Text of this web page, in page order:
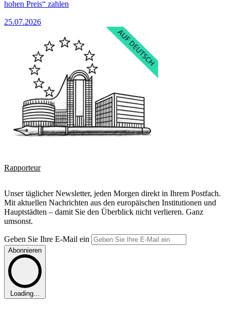
hohen Preis“ zahlen
25.07.2026
Rapporteur
Unser täglicher Newsletter, jeden Morgen direkt in Ihrem Postfach.
Mit aktuellen Nachrichten aus den europäischen Institutionen und
Hauptstädten – damit Sie den Überblick nicht verlieren. Ganz
umsonst.
Geben Sie Ihre E-Mail ein
Abonnieren
Loading...